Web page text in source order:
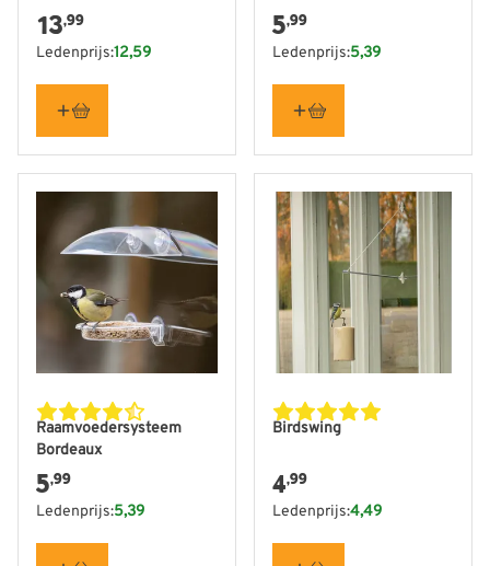
13,99
Ledenprijs:12,59
5,99
Ledenprijs:5,39
Raamvoedersysteem
Bordeaux
5,99
Ledenprijs:5,39
Birdswing
4,99
Ledenprijs:4,49